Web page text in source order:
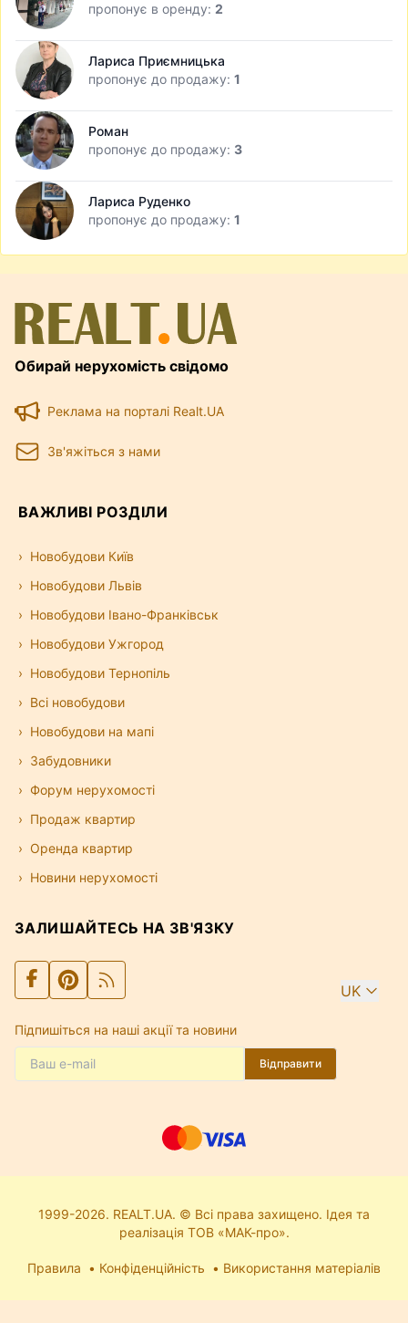
пропонує в оренду: 2
Лариса Приємницька
пропонує до продажу: 1
Роман
пропонує до продажу: 3
Лариса Руденко
пропонує до продажу: 1
Обирай нерухомість свідомо
Реклама на порталі Realt.UA
Зв'яжіться з нами
ВАЖЛИВІ РОЗДІЛИ
Новобудови Київ
Новобудови Львів
Новобудови Івано-Франківськ
Новобудови Ужгород
Новобудови Тернопіль
Всі новобудови
Новобудови на мапі
Забудовники
Форум нерухомості
Продаж квартир
Оренда квартир
Новини нерухомості
ЗАЛИШАЙТЕСЬ НА ЗВ'ЯЗКУ
UK
Підпишіться на наші акції та новини
Відправити
1999-2026. REALT.UA. © Всі права захищено. Ідея та
реалізація ТОВ «МАК-про».
Правила Конфіденційність Використання матеріалів